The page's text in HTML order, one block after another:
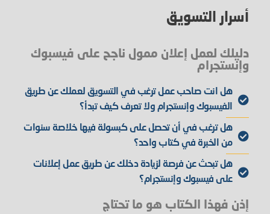
أسرار التسويق
دليلك لعمل إعلان ممول ناجح على فيسبوك
وإنستجرام
هل انت صاحب عمل ترغب في التسويق لعملك عن طريق
الفيسبوك وإنستجرام ولا تعرف كيف تبدأ؟
هل ترغب في أن تحصل على كبسولة فيها خلاصة سنوات
من الخبرة في كتاب واحد؟
هل تبحث عن فرصة لزيادة دخلك عن طريق عمل إعلانات
على فيسبوك وإنستجرام؟
إذن فهذا الكتاب هو ما تحتاج